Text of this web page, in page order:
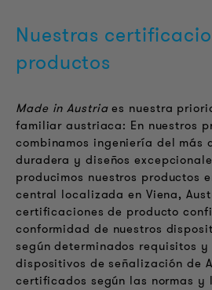
Nuestras
productos
Made in Austriaes nuestra
familiar austriaca: En nuestros
combinamos ingeniería del más
duradera y diseños
producimos nuestros productos
central localizada en Viena,
certificaciones de producto
conformidad de nuestros
según determinados requisitos y
dispositivos de señalización de
certificados según las normas y